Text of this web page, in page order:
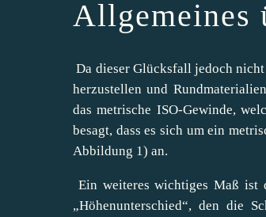
Allgemeines
Da dieser Glücksfall jedoch
herzustellen und
das metrische ISO-Gewinde,
besagt, dass es sich um ein
Abbildung 1) an.
Ein weiteres wichtiges Maß ist
„Höhenunterschied“, den die